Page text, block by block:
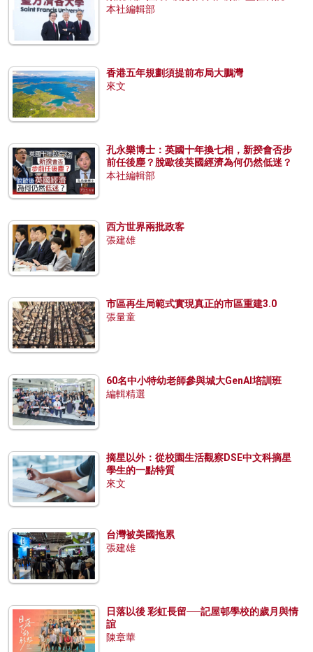
本社編輯部
香港五年規劃須提前布局大鵬灣
來文
孔永樂博士：英國十年換七相，新揆會否步
前任後塵？脫歐後英國經濟為何仍然低迷？
本社編輯部
西方世界兩批政客
張建雄
市區再生局範式實現真正的市區重建3.0
張量童
60名中小特幼老師參與城大GenAI培訓班
編輯精選
摘星以外：從校園生活觀察DSE中文科摘星
學生的一點特質
來文
台灣被美國拖累
張建雄
日落以後 彩虹長留──記屋邨學校的歲月與情
誼
陳章華